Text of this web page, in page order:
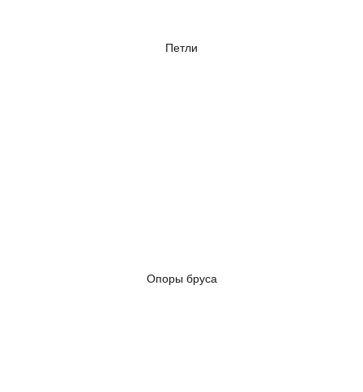
Петли
Опоры бруса